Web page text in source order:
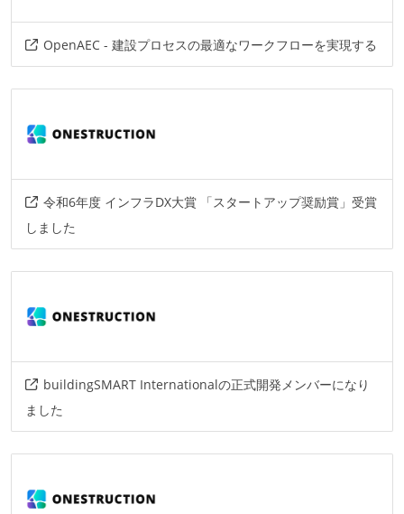
OpenAEC - 建設プロセスの最適なワークフローを実現する
令和6年度 インフラDX大賞 「スタートアップ奨励賞」受賞
しました
buildingSMART Internationalの正式開発メンバーになり
ました